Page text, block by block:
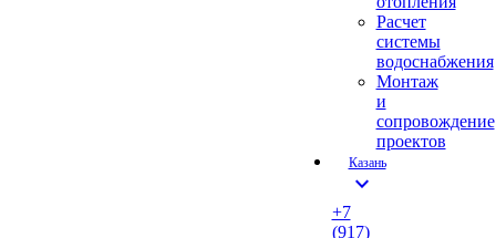
Расчет
системы
водоснабжения
Монтаж
и
сопровождение
проектов
Казань
expand_more
+7
(917)